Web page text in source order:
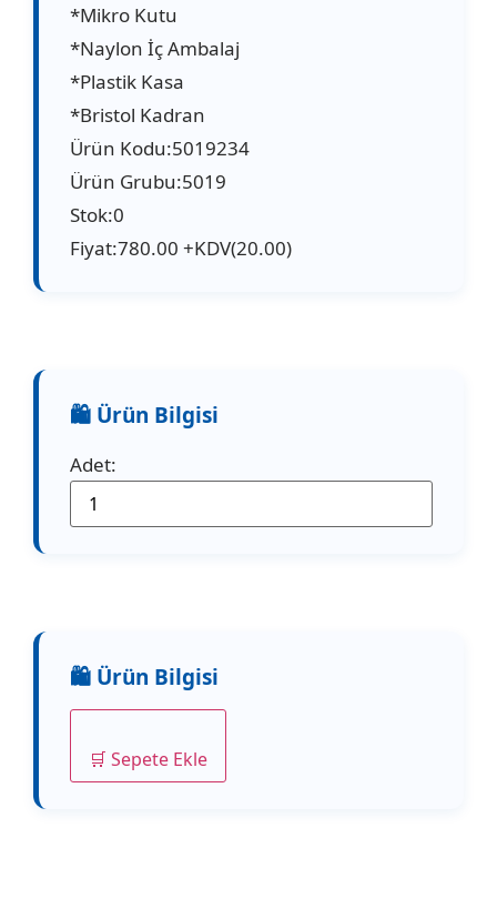
*Mikro Kutu
*Naylon İç Ambalaj
*Plastik Kasa
*Bristol Kadran
Ürün Kodu:5019234
Ürün Grubu:5019
Stok:0
Fiyat:780.00 +KDV(20.00)
Adet:
🛒 Sepete Ekle